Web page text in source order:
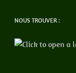
NOUS TROUVER :